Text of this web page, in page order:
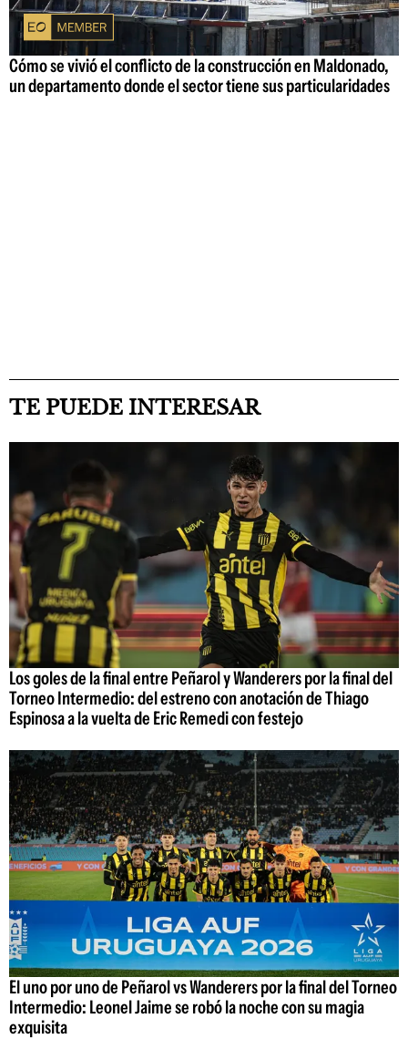
Cómo se vivió el conflicto de la construcción en Maldonado,
un departamento donde el sector tiene sus particularidades
TE PUEDE INTERESAR
Los goles de la final entre Peñarol y Wanderers por la final del
Torneo Intermedio: del estreno con anotación de Thiago
Espinosa a la vuelta de Eric Remedi con festejo
El uno por uno de Peñarol vs Wanderers por la final del Torneo
Intermedio: Leonel Jaime se robó la noche con su magia
exquisita